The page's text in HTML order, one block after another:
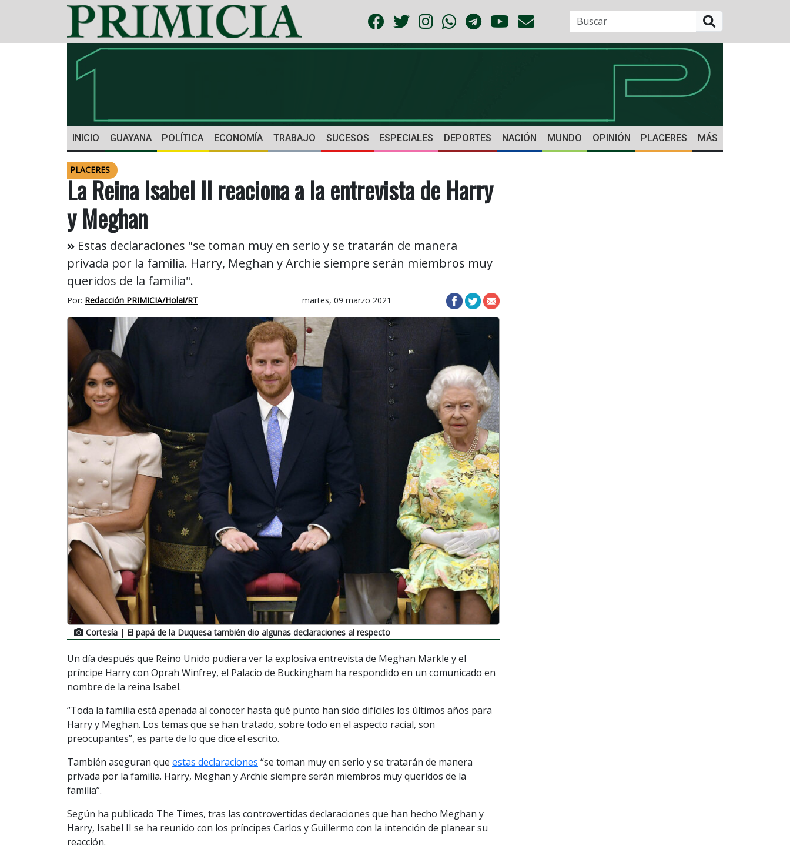
INICIO GUAYANA POLÍTICA ECONOMÍA TRABAJO SUCESOS ESPECIALES DEPORTES NACIÓN MUNDO OPINIÓN PLACERES MÁS
PLACERES
La Reina Isabel II reaciona a la entrevista de Harry
y Meghan
Estas declaraciones "se toman muy en serio y se tratarán de manera
privada por la familia. Harry, Meghan y Archie siempre serán miembros muy
queridos de la familia".
Por: Redacción PRIMICIA/Hola!/RT martes, 09 marzo 2021
Cortesía | El papá de la Duquesa también dio algunas declaraciones al respecto
Un día después que Reino Unido pudiera ver la explosiva entrevista de Meghan Markle y el
príncipe Harry con Oprah Winfrey, el Palacio de Buckingham ha respondido en un comunicado en
nombre de la reina Isabel.
“Toda la familia está apenada al conocer hasta qué punto han sido difíciles los últimos años para
Harry y Meghan. Los temas que se han tratado, sobre todo en el aspecto racial, son
preocupantes”, es parte de lo que dice el escrito.
También aseguran que estas declaraciones “se toman muy en serio y se tratarán de manera
privada por la familia. Harry, Meghan y Archie siempre serán miembros muy queridos de la
familia”.
Según ha publicado The Times, tras las controvertidas declaraciones que han hecho Meghan y
Harry, Isabel II se ha reunido con los príncipes Carlos y Guillermo con la intención de planear su
reacción.